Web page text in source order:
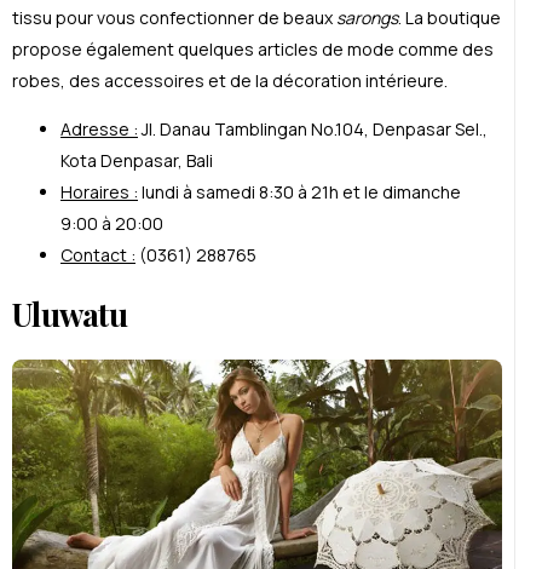
tissu pour vous confectionner de beaux sarongs. La boutique
propose également quelques articles de mode comme des
robes, des accessoires et de la décoration intérieure.
Adresse :Jl. Danau Tamblingan No.104, Denpasar Sel.,
Kota Denpasar, Bali
Horaires : lundi à samedi 8:30 à 21h et le dimanche
9:00 à 20:00
Contact : (0361) 288765
Uluwatu